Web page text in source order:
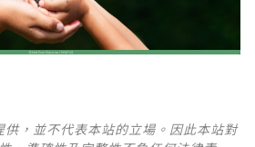
，並不代表本站的立場。因此本站對